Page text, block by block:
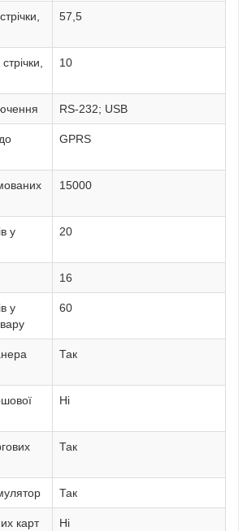
57,5
10
RS-232; USB
GPRS
15000
у
20
16
у
60
Так
Ні
Так
Так
карт Ні